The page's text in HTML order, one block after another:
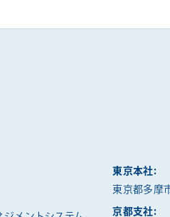
東京本社:
東京都多摩
京都支社: